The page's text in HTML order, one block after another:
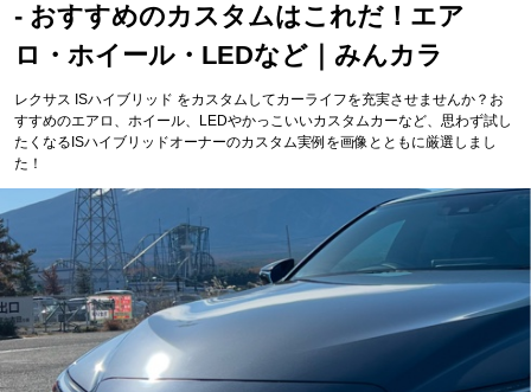
- おすすめのカスタムはこれだ！エア
ロ・ホイール・LEDなど｜みんカラ
レクサス ISハイブリッド をカスタムしてカーライフを充実させませんか？お
すすめのエアロ、ホイール、LEDやかっこいいカスタムカーなど、思わず試し
たくなるISハイブリッドオーナーのカスタム実例を画像とともに厳選しまし
た！